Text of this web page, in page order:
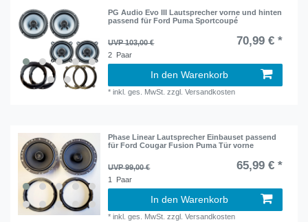
PG Audio Evo III Lautsprecher vorne und hinten
passend für Ford Puma Sportcoupé
UVP 103,00 € 70,99 € *
2 Paar
In den Warenkorb
*inkl. ges. MwSt. zzgl.Versandkosten
Phase Linear Lautsprecher Einbauset passend
für Ford Cougar Fusion Puma Tür vorne
UVP 99,00 € 65,99 € *
1 Paar
In den Warenkorb
*inkl. ges. MwSt. zzgl.Versandkosten